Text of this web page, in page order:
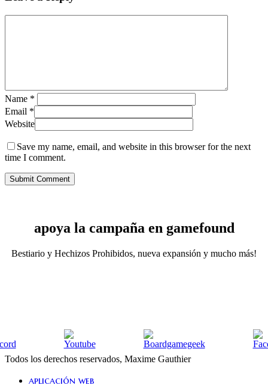
Name *
Email *
Website
Save my name, email, and website in this browser for the next
time I comment.
apoya la campaña en gamefound
Bestiario y Hechizos Prohibidos, nueva expansión y mucho más!
Todos los derechos reservados, Maxime Gauthier
Close
aplicación web